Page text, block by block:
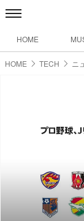
HOME
HOME TECH ニ